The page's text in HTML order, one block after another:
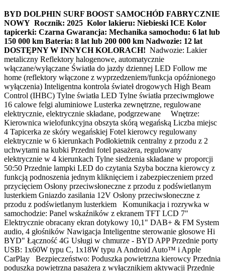
BYD DOLPHIN SURF BOOST SAMOCHÓD FABRYCZNIE
NOWY Rocznik: 2025 Kolor lakieru: Niebieski ICE Kolor
tapicerki: Czarna Gwarancja: Mechanika samochodu: 6 lat lub
150 000 km Bateria: 8 lat lub 200 000 km Nadwozie: 12 lat
DOSTĘPNY W INNYCH KOLORACH! Nadwozie: Lakier
metaliczny Reflektory halogenowe, automatycznie
włączane/wyłączane Światła do jazdy dziennej LED Follow me
home (reflektory włączone z wyprzedzeniem/funkcja opóźnionego
wyłączenia) Inteligentna kontrola świateł drogowych High Beam
Control (IHBC) Tylne światła LED Tylne światła przeciwmgłowe
16 calowe felgi aluminiowe Lusterka zewnętrzne, regulowane
elektrycznie, elektrycznie składane, podgrzewane Wnętrze:
Kierownica wielofunkcyjna obszyta skórą wegańską Liczba miejsc
4 Tapicerka ze skóry wegańskiej Fotel kierowcy regulowany
elektrycznie w 6 kierunkach Podłokietnik centralny z przodu z 2
uchwytami na kubki Przedni fotel pasażera, regulowany
elektrycznie w 4 kierunkach Tylne siedzenia składane w proporcji
50:50 Przednie lampki LED do czytania Szyba boczna kierowcy z
funkcją podnoszenia jednym kliknięciem i zabezpieczeniem przed
przycięciem Osłony przeciwsłoneczne z przodu z podświetlanym
lusterkiem Gniazdo zasilania 12V Osłony przeciwsłoneczne z
przodu z podświetlanym lusterkiem Komunikacja i rozrywka w
samochodzie: Panel wskaźników z ekranem TFT LCD 7"
Elektrycznie obracany ekran dotykowy 10,1" DAB+ & FM System
audio, 4 głośników Nawigacja Inteligentne sterowanie głosowe Hi
BYD" Łączność 4G Usługi w chmurze - BYD APP Przednie porty
USB: 1x60W typu C, 1x18W typu A Android Auto™ i Apple
CarPlay Bezpieczeństwo: Poduszka powietrzna kierowcy Przednia
poduszka powietrzna pasażera z wyłącznikiem aktywacji Przednie